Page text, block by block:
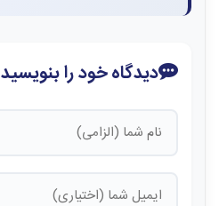
دیدگاه خود را بنویسید